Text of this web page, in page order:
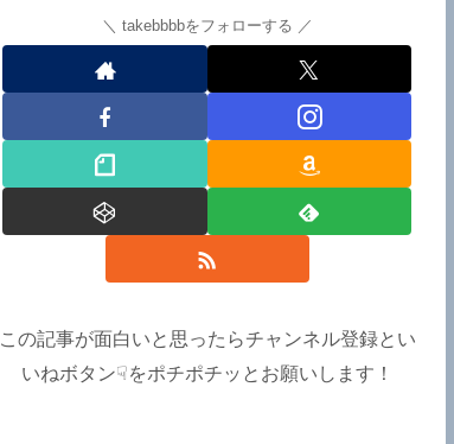
takebbbbをフォローする
この記事が面白いと思ったらチャンネル登録とい
いねボタン☟をポチポチッとお願いします！